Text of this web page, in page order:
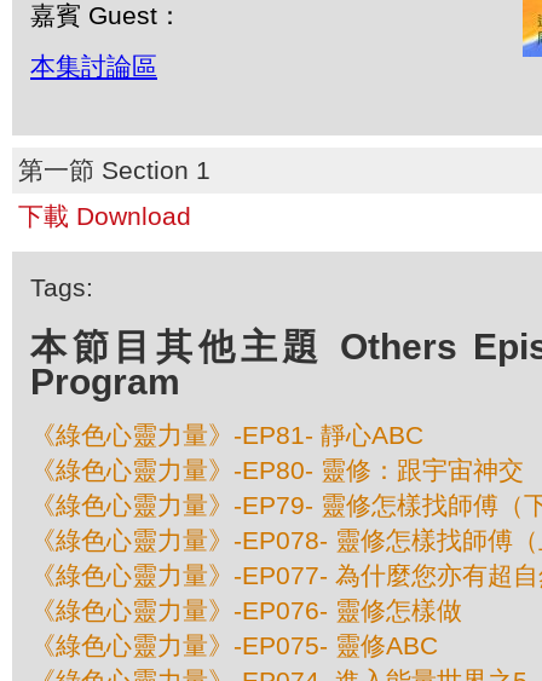
嘉賓 Guest：
本集討論區
第一節 Section 1
下載 Download
Tags:
本節目其他主題 Others
Program
《綠色心靈力量》-EP81- 靜心ABC
《綠色心靈力量》-EP80- 靈修：跟宇宙神交
《綠色心靈力量》-EP79- 靈修怎樣找師傅（
《綠色心靈力量》-EP078- 靈修怎樣找師傅
《綠色心靈力量》-EP077- 為什麼您亦有超
《綠色心靈力量》-EP076- 靈修怎樣做
《綠色心靈力量》-EP075- 靈修ABC